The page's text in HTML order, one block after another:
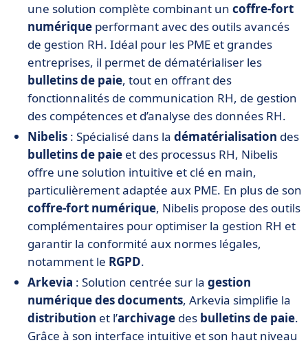
une solution complète combinant un coffre-fort
numérique performant avec des outils avancés
de gestion RH. Idéal pour les PME et grandes
entreprises, il permet de dématérialiser les
bulletins de paie, tout en offrant des
fonctionnalités de communication RH, de gestion
des compétences et d’analyse des données RH.
Nibelis : Spécialisé dans la dématérialisation des
bulletins de paie et des processus RH, Nibelis
offre une solution intuitive et clé en main,
particulièrement adaptée aux PME. En plus de son
coffre-fort numérique, Nibelis propose des outils
complémentaires pour optimiser la gestion RH et
garantir la conformité aux normes légales,
notamment le RGPD.
Arkevia : Solution centrée sur la gestion
numérique des documents, Arkevia simplifie la
distribution et l’archivage des bulletins de paie.
Grâce à son interface intuitive et son haut niveau